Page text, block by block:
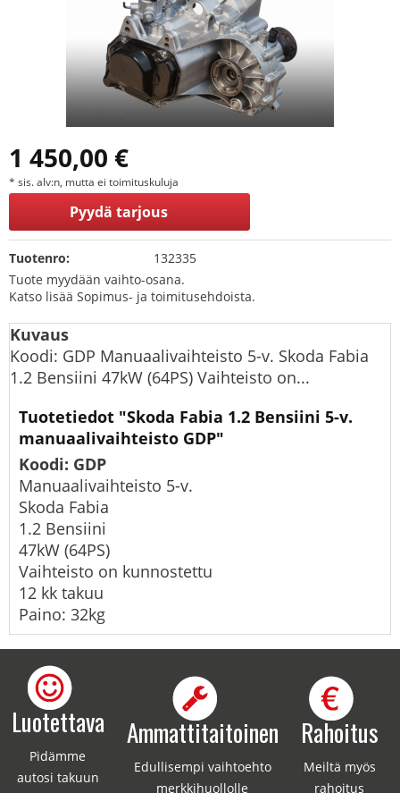
1 450,00 €
* sis. alv:n, mutta ei toimituskuluja
Pyydä tarjous
Tuotenro:
132335
Tuote myydään vaihto-osana.
Katso lisää Sopimus- ja toimitusehdoista.
Kuvaus
Koodi: GDP Manuaalivaihteisto 5-v. Skoda Fabia
1.2 Bensiini 47kW (64PS) Vaihteisto on...
Tuotetiedot "Skoda Fabia 1.2 Bensiini 5-v.
manuaalivaihteisto GDP"
Koodi: GDP
Manuaalivaihteisto 5-v.
Skoda Fabia
1.2 Bensiini
47kW (64PS)
Vaihteisto on kunnostettu
12 kk takuu
Paino: 32kg
Luotettava
Pidämme
autosi takuun
Ammattitaitoinen
Edullisempi vaihtoehto
merkkihuollolle
Rahoitus
Meiltä myös
rahoitus